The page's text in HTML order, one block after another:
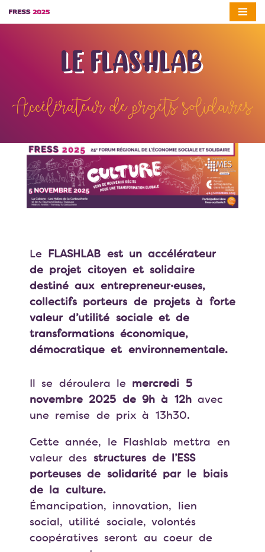
LE FLASHLAB
Accélérateur de projets solidaires
Le FLASHLAB est un accélérateur
de projet citoyen et solidaire
destiné aux entrepreneur·euses,
collectifs porteurs de projets à forte
valeur d’utilité sociale et de
transformations économique,
démocratique et environnementale.
Il se déroulera le mercredi 5
novembre 2025 de 9h à 12havec
une remise de prix à 13h30.
Cette année, le Flashlab mettra en
valeur des structures de l’ESS
porteuses de solidarité par le biais
de la culture.
Émancipation, innovation, lien
social, utilité sociale, volontés
coopératives seront au coeur de